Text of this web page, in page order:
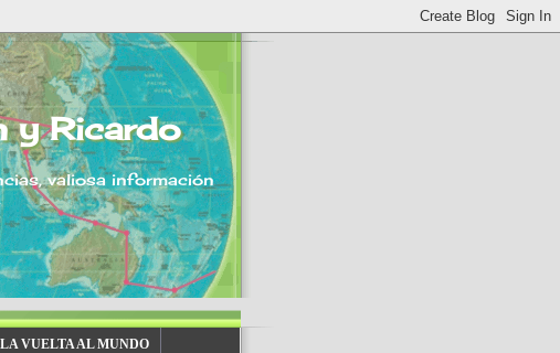
y Ricardo
valiosa información
VUELTA AL MUNDO